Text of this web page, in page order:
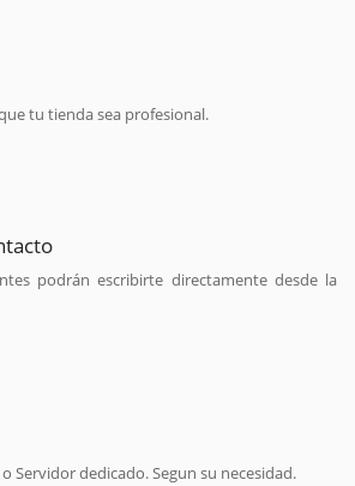
tu tienda sea profesional.
podrán escribirte directamente desde la
Servidor dedicado. Segun su necesidad.